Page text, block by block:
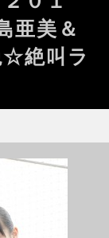
亜美＆
絶叫ラ